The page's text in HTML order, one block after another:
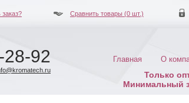
Сравнить товары (0 шт.)
28-92 Главная О
Только
Минимальный